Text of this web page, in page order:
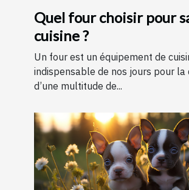
Quel four choisir pour
cuisine ?
Un four est un équipement de
indispensable de nos jours pour la
d’une multitude de...